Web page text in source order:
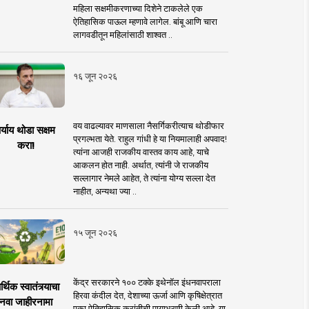
महिला सक्षमीकरणाच्या दिशेने टाकलेले एक
ऐतिहासिक पाऊल म्हणावे लागेल. बांबू आणि चारा
लागवडीतून महिलांसाठी शाश्वत ..
१६ जून २०२६
थोडा सक्षम
करा!
वय वाढल्यावर माणसाला नैसर्गिकरीत्याच थोडीफार
प्रगल्भता येते. राहुल गांधी हे या नियमालाही अपवाद!
त्यांना आजही राजकीय वास्तव काय आहे, याचे
आकलन होत नाही. अर्थात, त्यांनी जे राजकीय
सल्लागार नेमले आहेत, ते त्यांना योग्य सल्ला देत
नाहीत, अन्यथा ज्या ..
१५ जून २०२६
स्वातंत्र्याचा
जाहीरनामा
केंद्र सरकारने १०० टक्के इथेनॉल इंधनवापराला
हिरवा कंदील देत, देशाच्या ऊर्जा आणि कृषिक्षेत्रात